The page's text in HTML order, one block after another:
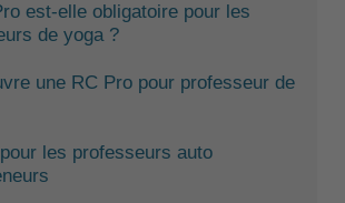
est-elle obligatoire pour les
de yoga ?
une RC Pro pour professeur de
les professeurs auto